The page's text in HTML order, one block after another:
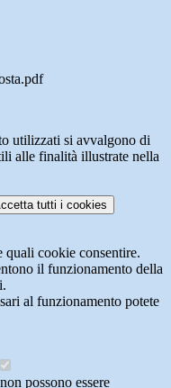
utilizzati si avvalgono di
alle finalità illustrate nella
tutti i cookies
quali cookie consentire.
il funzionamento della
al funzionamento potete
possono essere